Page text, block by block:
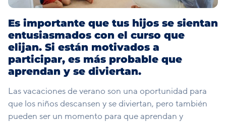
Es importante que tus hijos se sientan
entusiasmados con el curso que
elijan. Si están motivados a
participar, es más probable que
aprendan y se diviertan.
Las vacaciones de verano son una oportunidad para
que los niños descansen y se diviertan, pero también
pueden ser un momento para que aprendan y